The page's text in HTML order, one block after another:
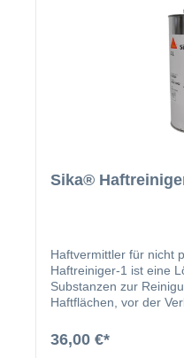
Sika®
Haftvermittler für nicht
Haftreiniger-1 ist eine
Substanzen zur
Haftflächen, vor der
Dichtstoffen.Frei von
LösungsmittelnKurze
36,00 €*